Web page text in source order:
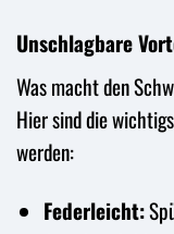
Unschlagbare
Was macht den
Hier sind die
werden:
Federleicht: